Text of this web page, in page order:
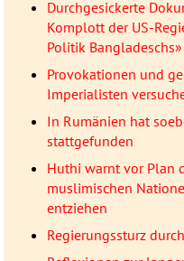
Durchgesickerte
Komplott der US-
Politik Bangladeschs»
Provokationen und
Imperialisten
In Rumänien hat
stattgefunden
Huthi warnt vor Plan
muslimischen
entziehen
Regierungssturz